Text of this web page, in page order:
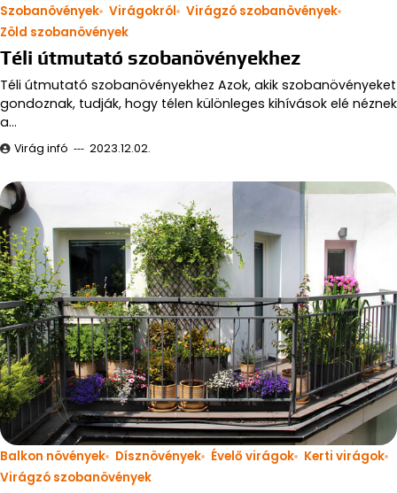
Szobanövények Virágokról
Virágzó szobanövények
Zöld szobanövények
Téli útmutató szobanövényekhez
Téli útmutató szobanövényekhez Azok, akik szobanövényeket
gondoznak, tudják, hogy télen különleges kihívások elé néznek
a…
Virág infó 2023.12.02.
Balkon növények Dísznövények Évelő virágok
Kerti virágok
Virágzó szobanövények